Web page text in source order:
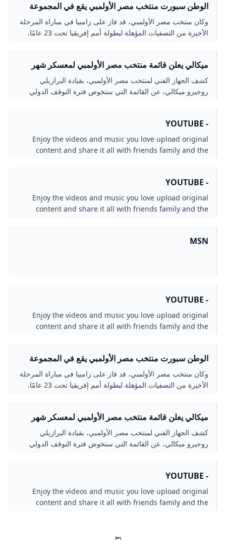
الوطن سبورت منتخب مصر الأولمبي يقع في المجموعة
الثانية بأمم إفريقيا تحت 23 عاما
وكان منتخب مصر الأولمبي، قد فاز على زامبيا في مباراة المرحلة
الأخيرة من التصفيات المؤهلة لبطولة أمم إفريقيا تحت 23 عامًا.
ميكالي يعلن قائمة منتخب مصر الأولمبي لمعسكر شهر
يونيو - الأسبوع
كشف الجهاز الفني لمنتخب مصر الأولمبي، بقيادة البرازيلي
روجيرو ميكالي، عن القائمة التي ستخوض فترة التوقف الدولي
- YOUTUBE
Enjoy the videos and music you love upload original
content and share it all with friends family and the
- YOUTUBE
Enjoy the videos and music you love upload original
content and share it all with friends family and the
MSN
- YOUTUBE
Enjoy the videos and music you love upload original
content and share it all with friends family and the
الوطن سبورت منتخب مصر الأولمبي يقع في المجموعة
الثانية بأمم إفريقيا تحت 23 عاما
وكان منتخب مصر الأولمبي، قد فاز على زامبيا في مباراة المرحلة
الأخيرة من التصفيات المؤهلة لبطولة أمم إفريقيا تحت 23 عامًا.
ميكالي يعلن قائمة منتخب مصر الأولمبي لمعسكر شهر
يونيو - الأسبوع
كشف الجهاز الفني لمنتخب مصر الأولمبي، بقيادة البرازيلي
روجيرو ميكالي، عن القائمة التي ستخوض فترة التوقف الدولي
- YOUTUBE
Enjoy the videos and music you love upload original
content and share it all with friends family and the